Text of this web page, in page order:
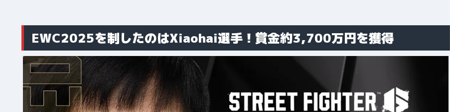
EWC2025を制したのはXiaohai選手！賞金約3,700万円を獲得